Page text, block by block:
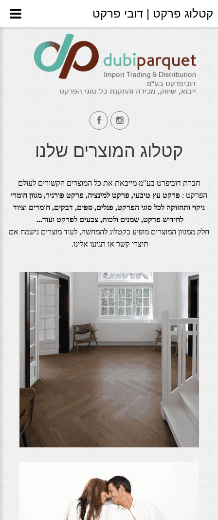
קטלוג המוצרים שלנו
חברת דוביפרט בע"מ מייבאת את כל המוצרים הקשורים לעולם
הפרקט : פרקט עץ טיבעי, פרקט למינציה, פרקט פורניר, מגוון חומרי
ניקוי ותחזוקה לכל סוגי הפרקט, פנלים, ספים, דבקים, חומרים וציוד
לחידוש פרקט, שמנים ולכות, צבעים לפרקט ועוד...
חלק ממגוון המוצרים מופיע בקטלוג להמחשה, לעוד מוצרים נישמח אם
תיצרו קשר או תגיעו אלינו.
קטלוג פרקט | דובי פרקט